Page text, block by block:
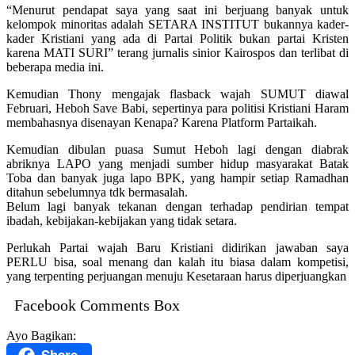
“Menurut pendapat saya yang saat ini berjuang banyak untuk
kelompok minoritas adalah SETARA INSTITUT bukannya kader-
kader Kristiani yang ada di Partai Politik bukan partai Kristen
karena MATI SURI” terang jurnalis sinior Kairospos dan terlibat di
beberapa media ini.
Kemudian Thony mengajak flasback wajah SUMUT diawal
Februari, Heboh Save Babi, sepertinya para politisi Kristiani Haram
membahasnya disenayan Kenapa? Karena Platform Partaikah.
Kemudian dibulan puasa Sumut Heboh lagi dengan diabrak
abriknya LAPO yang menjadi sumber hidup masyarakat Batak
Toba dan banyak juga lapo BPK, yang hampir setiap Ramadhan
ditahun sebelumnya tdk bermasalah.
Belum lagi banyak tekanan dengan terhadap pendirian tempat
ibadah, kebijakan-kebijakan yang tidak setara.
Perlukah Partai wajah Baru Kristiani didirikan jawaban saya
PERLU bisa, soal menang dan kalah itu biasa dalam kompetisi,
yang terpenting perjuangan menuju Kesetaraan harus diperjuangkan
Facebook Comments Box
Ayo Bagikan: